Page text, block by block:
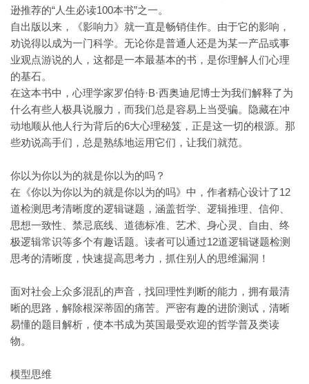
逊推荐的“人生必读100本书”之一。
自出版以来，《影响力》就一直是畅销佳作。由于它的影响，
劝说得以成为一门科学。无论你是普通人还是为某一产品或事
业观点游说的人，这都是一本最基本的书，是你理解人们心理
的基石。
在这本书中，心理学家罗伯特·B·西奥迪尼博士为我们解释了为
什么有些人极具说服力，而我们总是容易上当受骗。隐藏在冲
动地顺从他人行为背后的6大心理秘笈，正是这一切的根源。那
些劝说高手们，总是熟练地运用它们，让我们就范。
你以为你以为的就是你以为的吗？
在《你以为你以为的就是你以为的吗》中，作者精心设计了12
道检测思考清晰度的逻辑谜题，涵盖哲学、逻辑推理、信仰、
思想一致性、禁忌底线、道德标准、艺术、身心灵、自由、终
极逻辑常识等多个有趣话题。读者可以通过12道逻辑谜题检测
思考的清晰度，快速提高思考力，抓住别人的思维漏洞！
面对社会上众多混乱的声音，找回理性判断的能力，拥有最清
晰的思路，解除根深蒂固的痛苦。严密有趣的进阶测试，清晰
易懂的题目解析，使本书成为英国最受欢迎的哲学普及类读
物。
模型思维